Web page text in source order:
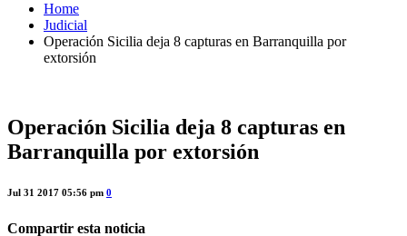
Home
Judicial
Operación Sicilia deja 8 capturas en Barranquilla por
extorsión
Operación Sicilia deja 8 capturas en
Barranquilla por extorsión
Jul 31 2017 05:56 pm 0
Compartir esta noticia